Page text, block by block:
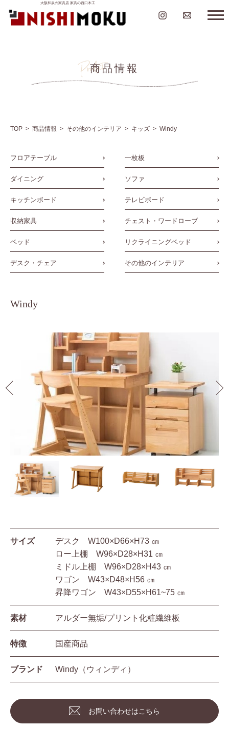
大阪和泉の家具店 家具の西口木工
商品情報
TOP 商品情報 その他のインテリア キッズ Windy
フロアテーブル 一枚板
ダイニング ソファ
キッチンボード テレビボード
収納家具 チェスト・ワードローブ
ベッド リクライニングベッド
デスク・チェア その他のインテリア
Windy
サイズ
デスク W100×D66×H73 ㎝
ロー上棚 W96×D28×H31 ㎝
ミドル上棚 W96×D28×H43 ㎝
ワゴン W43×D48×H56 ㎝
昇降ワゴン W43×D55×H61~75 ㎝
素材 アルダー無垢/プリント化粧繊維板
特徴 国産商品
ブランド Windy（ウィンディ）
お問い合わせはこちら